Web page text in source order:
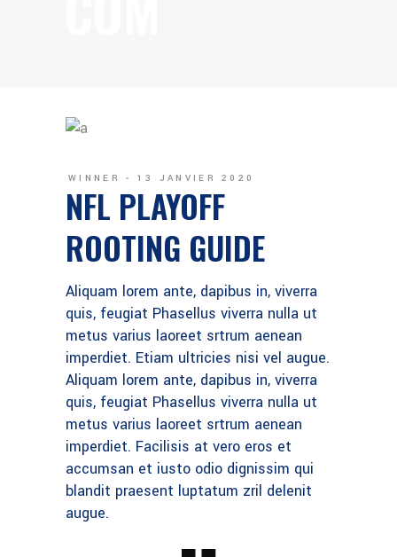
WINNER 13 JANVIER 2020
NFL PLAYOFF
ROOTING GUIDE
Aliquam lorem ante, dapibus in, viverra
quis, feugiat Phasellus viverra nulla ut
metus varius laoreet srtrum aenean
imperdiet. Etiam ultricies nisi vel augue.
Aliquam lorem ante, dapibus in, viverra
quis, feugiat Phasellus viverra nulla ut
metus varius laoreet srtrum aenean
imperdiet. Facilisis at vero eros et
accumsan et iusto odio dignissim qui
blandit praesent luptatum zril delenit
augue.